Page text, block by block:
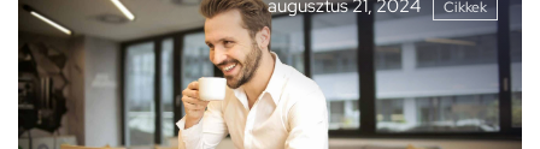
augusztus 21, 2024 Cikkek